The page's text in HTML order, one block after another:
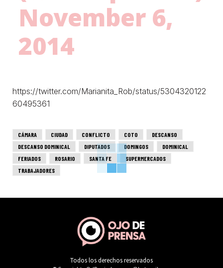
November 6,
2014
https://twitter.com/Marianita_Rob/status/5304320122
60495361
CÁMARA CIUDAD CONFLICTO COTO
DESCANSO
DESCANSO DOMINICAL
DIPUTADOS DOMINGOS
DOMINICAL
FERIADOS
ROSARIO SANTA FE
SUPERMERCADOS
TRABAJADORES